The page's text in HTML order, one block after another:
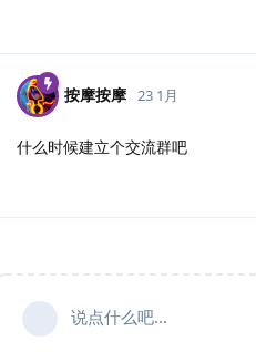
按摩按摩 23 1月
什么时候建立个交流群吧
说点什么吧...